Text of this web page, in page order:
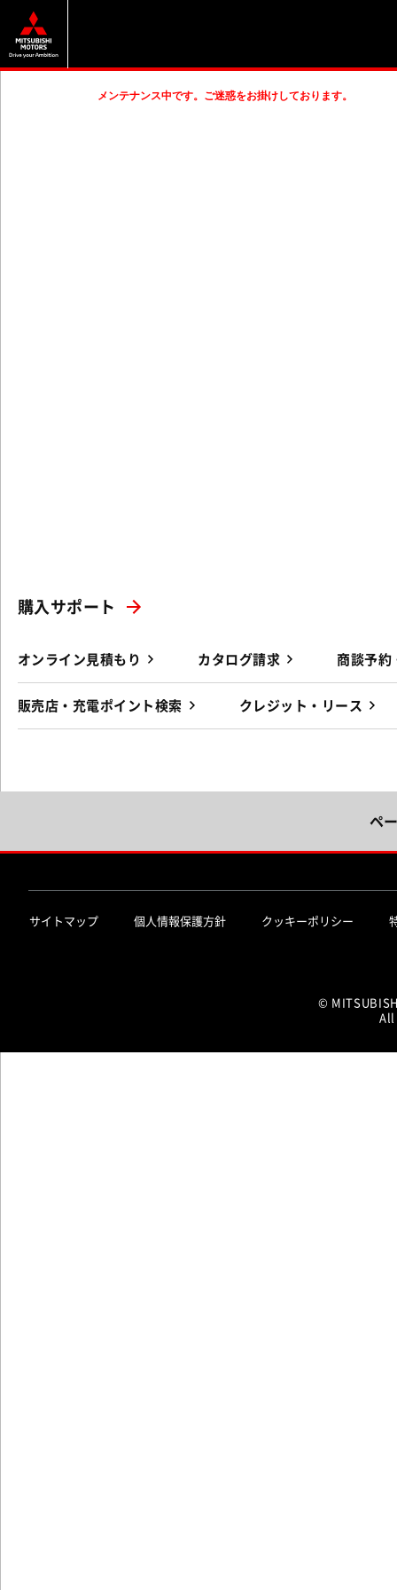
メンテナンス中です。ご迷惑をお掛けしております。
購入サポート
オンライン見積もり カタログ請求 商談予約
販売店・充電ポイント検索 クレジット・リース
ペ
サイトマップ 個人情報保護方針 クッキーポリシー
©
All